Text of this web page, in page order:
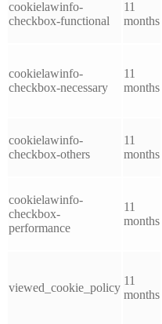
cookielawinfo-
checkbox-functional
11
months
cookielawinfo-
checkbox-necessary
11
months
cookielawinfo-
checkbox-others
11
months
cookielawinfo-
checkbox-
performance
11
months
viewed_cookie_policy
11
months